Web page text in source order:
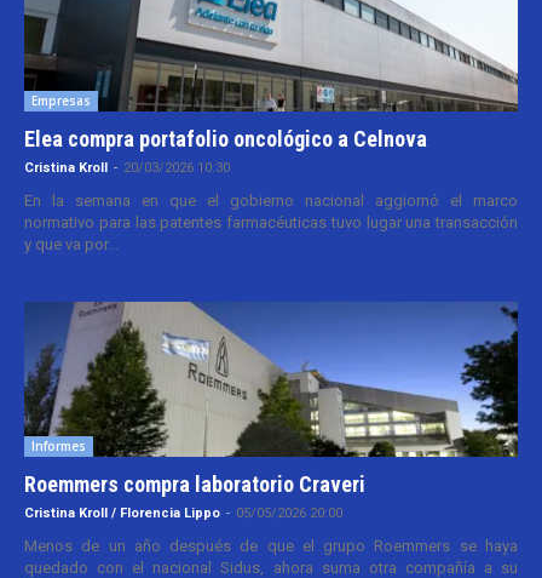
Empresas
Elea compra portafolio oncológico a Celnova
Cristina Kroll - 20/03/2026 10:30
En la semana en que el gobierno nacional aggiornó el marco
normativo para las patentes farmacéuticas tuvo lugar una transacción
y que va por...
Informes
Roemmers compra laboratorio Craveri
Cristina Kroll / Florencia Lippo - 05/05/2026 20:00
Menos de un año después de que el grupo Roemmers se haya
quedado con el nacional Sidus, ahora suma otra compañía a su